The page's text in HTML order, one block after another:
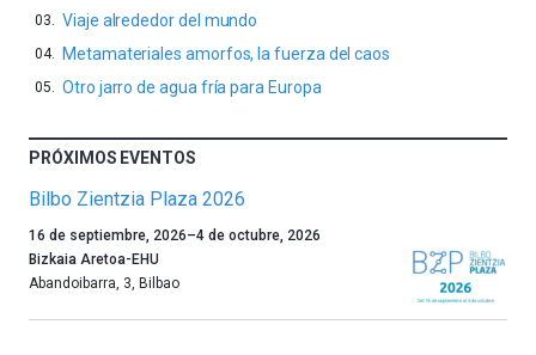
Viaje alrededor del mundo
Metamateriales amorfos, la fuerza del caos
Otro jarro de agua fría para Europa
PRÓXIMOS EVENTOS
Bilbo Zientzia Plaza 2026
Un
año
más,
16 de septiembre, 2026–4 de octubre, 2026
Bizkaia Aretoa-EHU
Abandoibarra, 3 Bilbao